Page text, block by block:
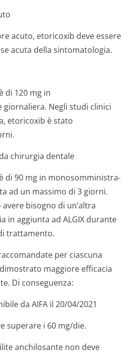
acuto, etoricoxib deve essere
acuta della sintomatologia.
di 120 mg in
Negli studi clinici
etoricoxib è stato
chirurgia dentale
di 90 mg in monosomministra­
ad un massimo di 3 giorni.
bisogno di un’altra
in aggiunta ad ALGIX durante
trattamento.
per ciascuna
maggiore efficacia
Di conseguenza:
da AIFA il 20/04/2021
superare i 60 mg/die.
anchilosante non deve